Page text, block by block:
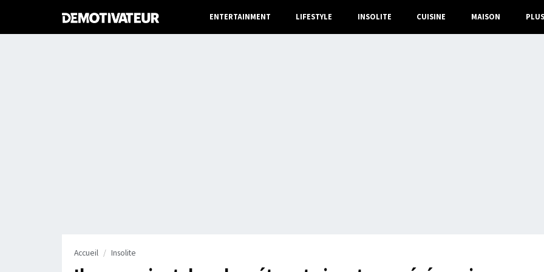
ENTERTAINMENT LIFESTYLE INSOLITE CUISINE MAISON PLUS
Accueil Insolite